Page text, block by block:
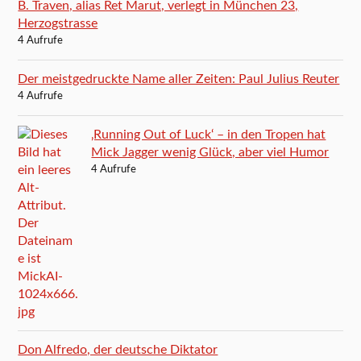
B. Traven, alias Ret Marut, verlegt in München 23,
Herzogstrasse
4 Aufrufe
Der meistgedruckte Name aller Zeiten: Paul Julius Reuter
4 Aufrufe
‚Running Out of Luck‘ – in den Tropen hat
Mick Jagger wenig Glück, aber viel Humor
4 Aufrufe
Don Alfredo, der deutsche Diktator